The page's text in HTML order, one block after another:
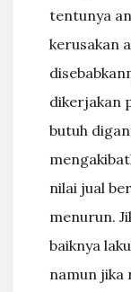
tentunya
kerusakan
dikerjakan
butuh
nilai jual
menurun.
baiknya
namun jika